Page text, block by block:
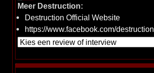
Meer Destruction:
Destruction Official Website
https://www.facebook.com/destruction